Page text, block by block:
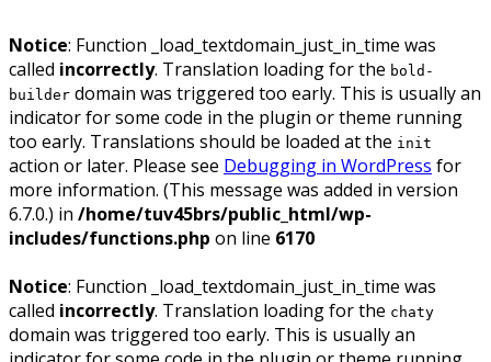
Notice: Function _load_textdomain_just_in_time was
called incorrectly. Translation loading for the bold-
builder domain was triggered too early. This is usually an
indicator for some code in the plugin or theme running
too early. Translations should be loaded at the init
action or later. Please see Debugging in WordPress for
more information. (This message was added in version
6.7.0.) in /home/tuv45brs/public_html/wp-
includes/functions.php on line 6170
Notice: Function _load_textdomain_just_in_time was
called incorrectly. Translation loading for the chaty
domain was triggered too early. This is usually an